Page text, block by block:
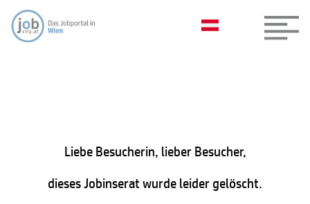
Liebe Besucherin, lieber Besucher,
dieses Jobinserat wurde leider gelöscht.